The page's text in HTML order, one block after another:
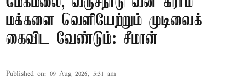
மக்களை வெளியேற்றும் முடிவைக்
கைவிட வேண்டும்: சீமான்
Published on: 09 Aug 2026, 5:31 am